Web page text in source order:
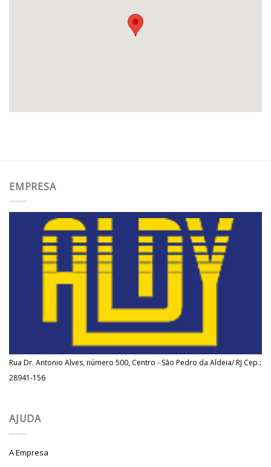
EMPRESA
Rua Dr. Antonio Alves, número 500, Centro - São Pedro da Aldeia/ RJ Cep.:
28941-156
AJUDA
A Empresa